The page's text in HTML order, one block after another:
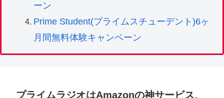
ーン
Prime Student(プライムスチューデント)6ヶ
月間無料体験キャンペーン
プライムラジオはAmazonの神サービス、